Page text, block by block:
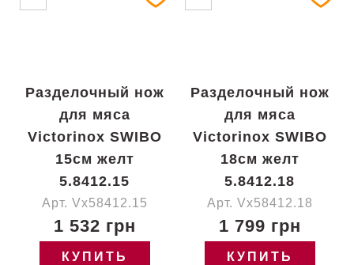
Разделочный нож
для мяса
Victorinox SWIBO
15см желт
5.8412.15
Арт. Vx58412.15
1 532 грн
КУПИТЬ
Разделочный нож
для мяса
Victorinox SWIBO
18см желт
5.8412.18
Арт. Vx58412.18
1 799 грн
КУПИТЬ